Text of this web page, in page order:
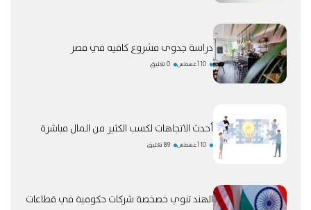
دراسة جدوى مشروع كافيه في مصر
10 أغسطس 0 تعليق
أحدث الاتجاهات لكسب الكثير من المال مباشرة
10 أغسطس 89 تعليق
الهند تنوي خصخصة شركات حكومية في قطاعات